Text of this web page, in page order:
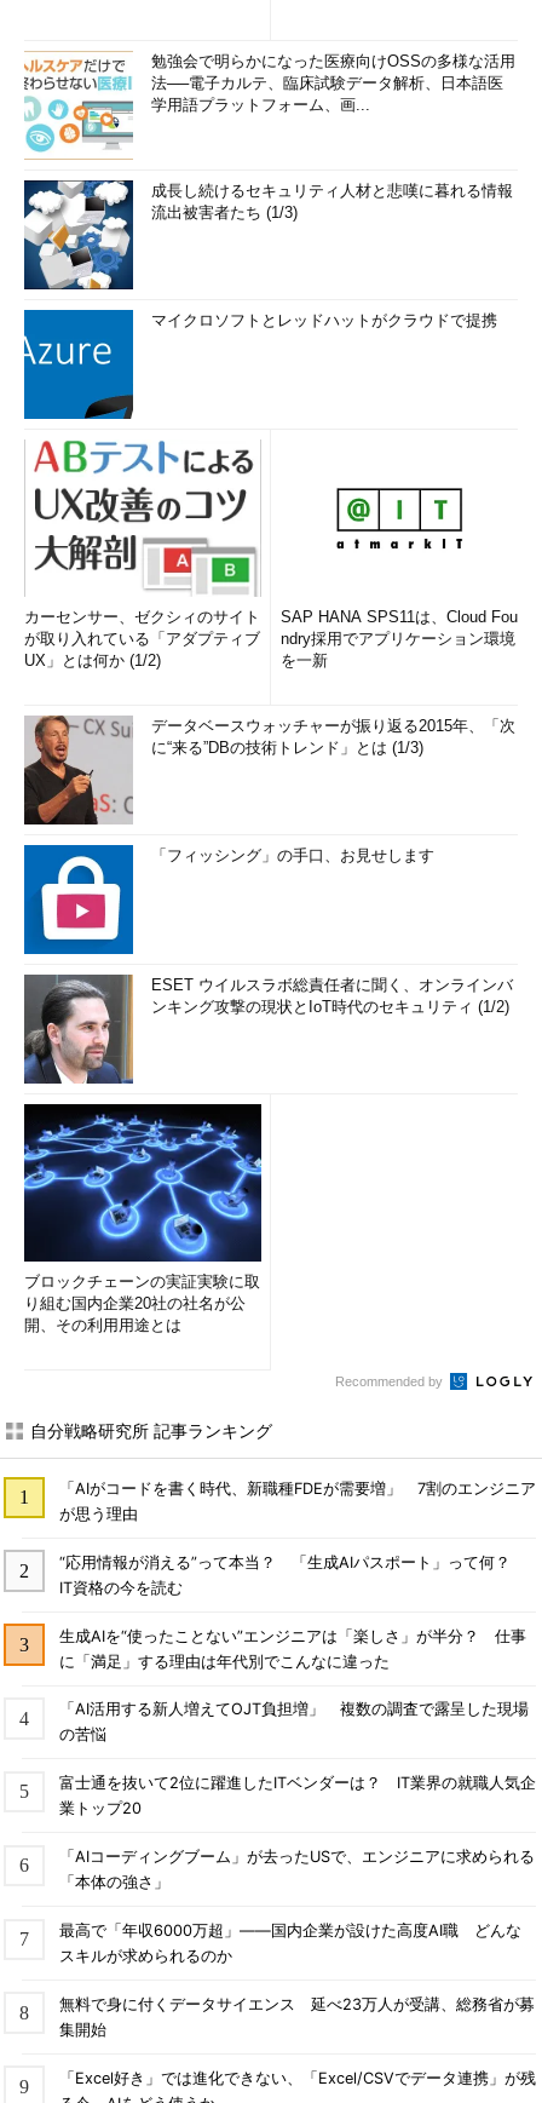
勉強会で明らかになった医療向けOSSの多様な活用
法──電子カルテ、臨床試験データ解析、日本語医
学用語プラットフォーム、画...
成長し続けるセキュリティ人材と悲嘆に暮れる情報
流出被害者たち (1/3)
マイクロソフトとレッドハットがクラウドで提携
カーセンサー、ゼクシィのサイト
が取り入れている「アダプティブ
UX」とは何か (1/2)
SAP HANA SPS11は、Cloud Fou
ndry採用でアプリケーション環境
を一新
データベースウォッチャーが振り返る2015年、「次
に“来る”DBの技術トレンド」とは (1/3)
「フィッシング」の手口、お見せします
ESET ウイルスラボ総責任者に聞く、オンラインバ
ンキング攻撃の現状とIoT時代のセキュリティ (1/2)
ブロックチェーンの実証実験に取
り組む国内企業20社の社名が公
開、その利用用途とは
Recommended by
自分戦略研究所 記事ランキング
「AIがコードを書く時代、新職種FDEが需要増」 7割のエンジニア
が思う理由
“応用情報が消える”って本当？ 「生成AIパスポート」って何？
IT資格の今を読む
生成AIを“使ったことない”エンジニアは「楽しさ」が半分？ 仕事
に「満足」する理由は年代別でこんなに違った
「AI活用する新人増えてOJT負担増」 複数の調査で露呈した現場
の苦悩
富士通を抜いて2位に躍進したITベンダーは？ IT業界の就職人気企
業トップ20
「AIコーディングブーム」が去ったUSで、エンジニアに求められる
「本体の強さ」
最高で「年収6000万超」――国内企業が設けた高度AI職 どんな
スキルが求められるのか
無料で身に付くデータサイエンス 延べ23万人が受講、総務省が募
集開始
「Excel好き」では進化できない、「Excel/CSVでデータ連携」が残